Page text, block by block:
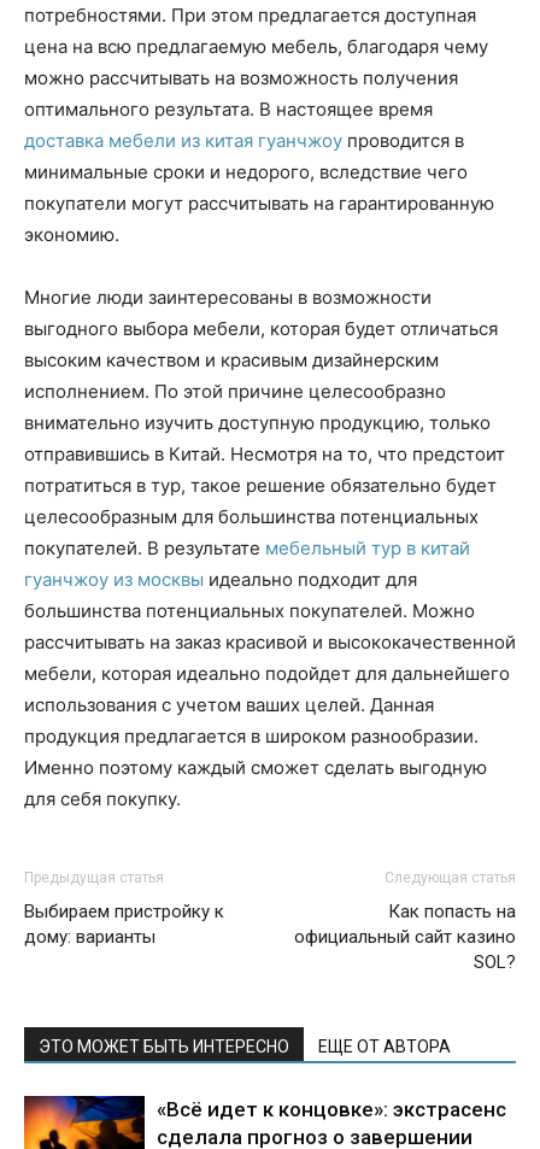
потребностями. При этом предлагается доступная
цена на всю предлагаемую мебель, благодаря чему
можно рассчитывать на возможность получения
оптимального результата. В настоящее время
доставка мебели из китая гуанчжоу проводится в
минимальные сроки и недорого, вследствие чего
покупатели могут рассчитывать на гарантированную
экономию.
Многие люди заинтересованы в возможности
выгодного выбора мебели, которая будет отличаться
высоким качеством и красивым дизайнерским
исполнением. По этой причине целесообразно
внимательно изучить доступную продукцию, только
отправившись в Китай. Несмотря на то, что предстоит
потратиться в тур, такое решение обязательно будет
целесообразным для большинства потенциальных
покупателей. В результате мебельный тур в китай
гуанчжоу из москвы идеально подходит для
большинства потенциальных покупателей. Можно
рассчитывать на заказ красивой и высококачественной
мебели, которая идеально подойдет для дальнейшего
использования с учетом ваших целей. Данная
продукция предлагается в широком разнообразии.
Именно поэтому каждый сможет сделать выгодную
для себя покупку.
Предыдущая статья
Выбираем пристройку к
дому: варианты
Следующая статья
Как попасть на
официальный сайт казино
SOL?
ЭТО МОЖЕТ БЫТЬ ИНТЕРЕСНО ЕЩЕ ОТ АВТОРА
«Всё идет к концовке»: экстрасенс
сделала прогноз о завершении